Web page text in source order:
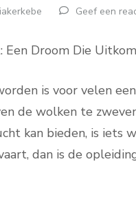
Geef een
Droom Die
is voor velen
de wolken te
kan bieden, is iets
dan is de